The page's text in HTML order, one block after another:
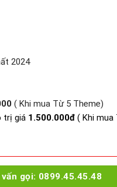
2024
( Khi mua Từ 5 Theme)
trị giá 1.500.000đ ( Khi mua
gọi: 0899.45.45.48